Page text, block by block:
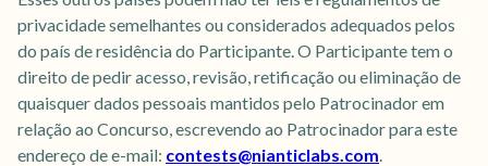
privacidade semelhantes ou considerados adequados pelos
do país de residência do Participante. O Participante tem o
direito de pedir acesso, revisão, retificação ou eliminação de
quaisquer dados pessoais mantidos pelo Patrocinador em
relação ao Concurso, escrevendo ao Patrocinador para este
endereço de e-mail: contests@nianticlabs.com.